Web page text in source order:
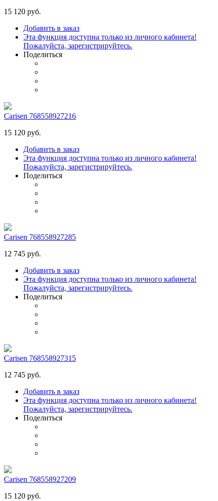
15 120 руб.
Добавить в заказ
Эта функция доступна только из личного кабинета!
Пожалуйста, зарегистрируйтесь.
Поделиться
Carisen 768558927216
15 120 руб.
Добавить в заказ
Эта функция доступна только из личного кабинета!
Пожалуйста, зарегистрируйтесь.
Поделиться
Carisen 768558927285
12 745 руб.
Добавить в заказ
Эта функция доступна только из личного кабинета!
Пожалуйста, зарегистрируйтесь.
Поделиться
Carisen 768558927315
12 745 руб.
Добавить в заказ
Эта функция доступна только из личного кабинета!
Пожалуйста, зарегистрируйтесь.
Поделиться
Carisen 768558927209
15 120 руб.